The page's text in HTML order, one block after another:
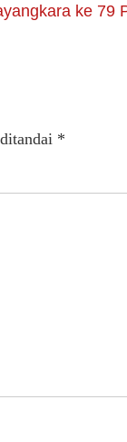
ke 79
*